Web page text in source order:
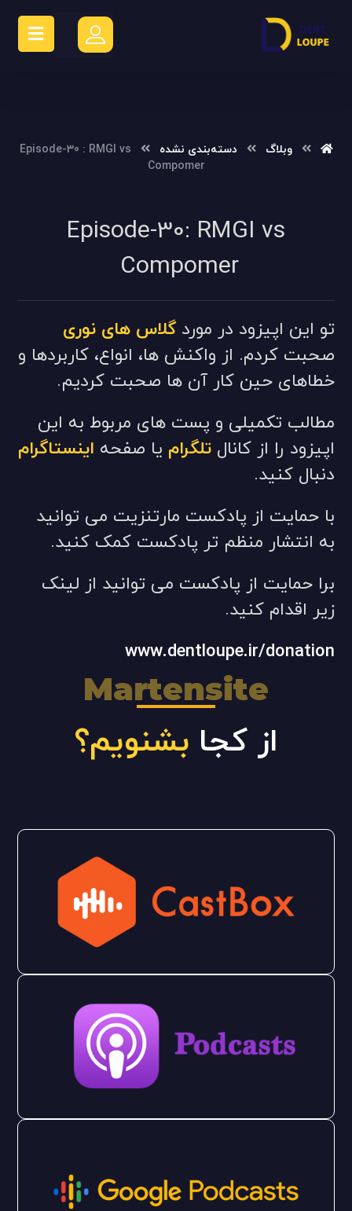
وبلاگ دسته‌بندی نشده
Episode-30 : RMGI vs
Compomer
Episode-30: RMGI vs
Compomer
تو این اپیزود در موردگلاس های نوری
صحبت کردم. از واکنش ها، انواع، کاربردها و
خطاهای حین کار آن ها صحبت کردیم.
مطالب تکمیلی و پست های مربوط به این
اپیزود را از کانالتلگرام یا صفحه اینستاگرام
دنبال کنید.
با حمایت از پادکست مارتنزیت می توانید
به انتشار منظم تر پادکست کمک کنید.
برا حمایت از پادکست می توانید از لینک
زیر اقدام کنید.
www.dentloupe.ir/donation
Martensite
از کجابشنویم؟